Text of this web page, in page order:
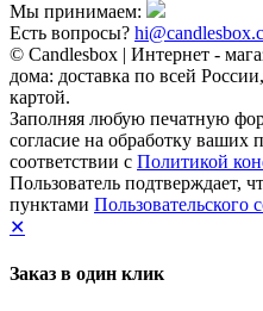
Мы принимаем:
Есть вопросы?
© Candlesbox | Интернет -
дома: доставка по всей
картой.
Заполняя любую печатную
согласие на обработку ваших
соответствии с Политикой
Пользователь подтверждает,
пунктами Пользовательского
✕
Заказ в один клик